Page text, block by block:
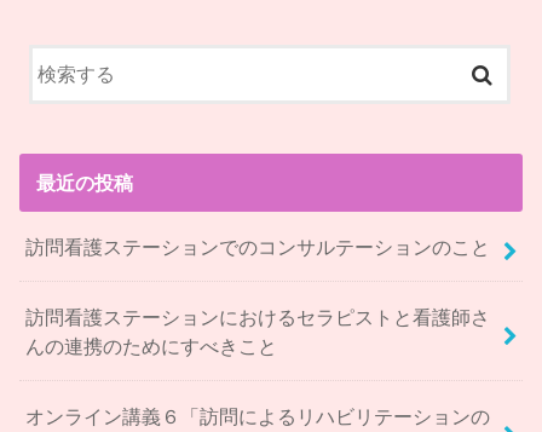
最近の投稿
訪問看護ステーションでのコンサルテーションのこと
訪問看護ステーションにおけるセラピストと看護師さ
んの連携のためにすべきこと
オンライン講義６「訪問によるリハビリテーションの